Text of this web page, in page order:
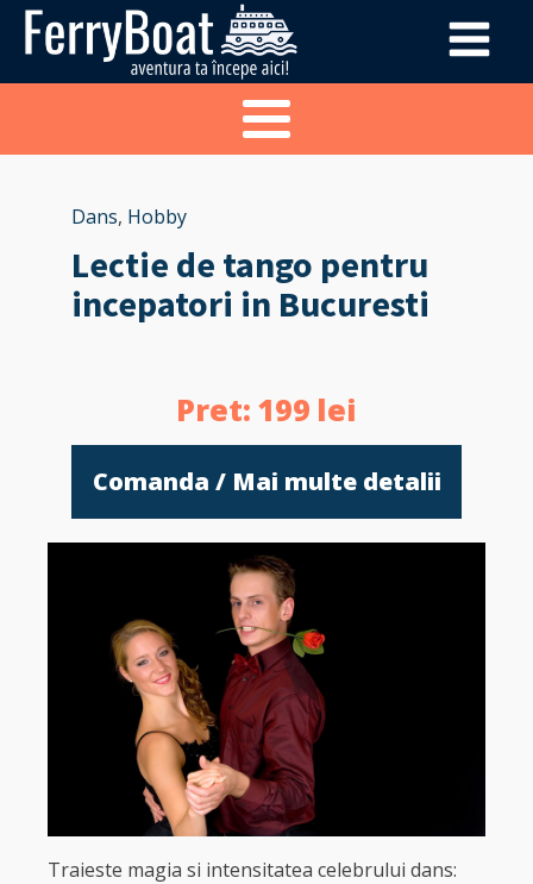
Dans, Hobby
Lectie de tango pentru
incepatori in Bucuresti
Pret: 199 lei
Comanda / Mai multe detalii
Traieste magia si intensitatea celebrului dans: